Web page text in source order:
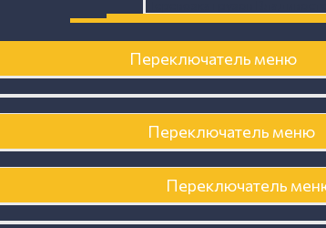
Переключатель меню
Переключатель меню
Переключатель